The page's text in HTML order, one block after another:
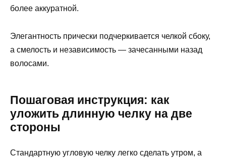
более аккуратной.
Элегантность прически подчеркивается челкой сбоку,
а смелость и независимость — зачесанными назад
волосами.
Пошаговая инструкция: как
уложить длинную челку на две
стороны
Стандартную угловую челку легко сделать утром, а